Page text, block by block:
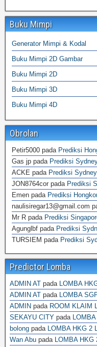
Buku Mimpi
Generator Mimpi & Kodal
Buku Mimpi 2D Gambar
Buku Mimpi 2D
Buku Mimpi 3D
Buku Mimpi 4D
Obrolan
Petir5000 pada Prediksi
Gas jp pada Prediksi
ACKE pada Prediksi Sydney
JON8764cor pada Prediksi
Emen pada Prediksi
naulisiregar13@gmail.com
Mr R pada Prediksi
Agunglbf pada Prediksi
TURSIEM pada Prediksi
Predictor Lomba
ADMIN AT pada LOMBA
ADMIN AT pada LOMBA
ADMIN pada ROOM KLAIM
SEKAYU CITY pada
bolong pada LOMBA HKG 2
Wan Abu pada LOMBA HKG